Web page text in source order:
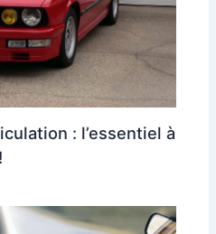
: l’essentiel à